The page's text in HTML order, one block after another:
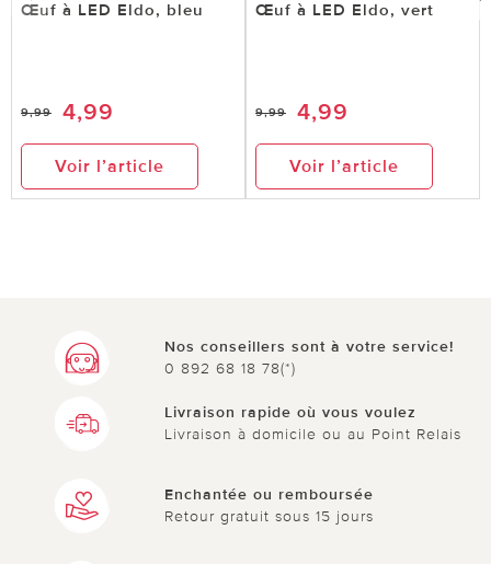
Œuf à LED Eldo, bleu
9,99 4,99
Voir l’article
Œuf à LED Eldo, vert
9,99 4,99
Voir l’article
Nos conseillers sont à votre service!
0 892 68 18 78(*)
Livraison rapide où vous voulez
Livraison à domicile ou au Point Relais
Enchantée ou remboursée
Retour gratuit sous 15 jours